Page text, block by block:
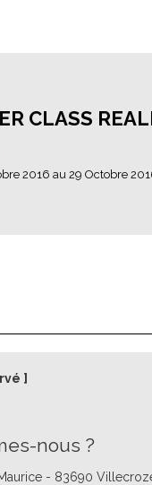
CLASS
2016 au 29 Octobre
nous ?
- 83690